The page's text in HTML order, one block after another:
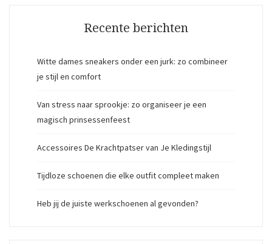
Recente berichten
Witte dames sneakers onder een jurk: zo combineer
je stijl en comfort
Van stress naar sprookje: zo organiseer je een
magisch prinsessenfeest
Accessoires De Krachtpatser van Je Kledingstijl
Tijdloze schoenen die elke outfit compleet maken
Heb jij de juiste werkschoenen al gevonden?